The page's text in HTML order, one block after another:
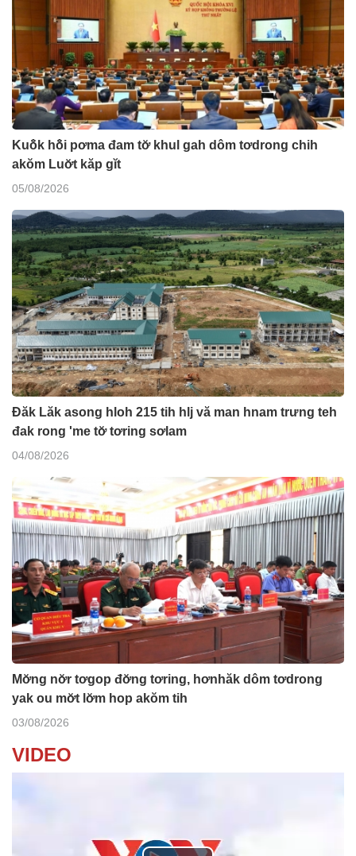
Kuô̆k hô̆i pơma đam tơ̆ khul gah dôm tơdrong chih
akŏm Luơ̆t kăp gĭt
05/08/2026
Đăk Lăk asong hloh 215 tih hlj vă man hnam trưng teh
đak rong 'me tơ̆ tơring sơlam
04/08/2026
Mơ̆ng nơ̆r tơgop đơ̆ng tơring, hơnhăk dôm tơdrong
yak ou mơ̆t lơ̆m hop akŏm tih
03/08/2026
VIDEO